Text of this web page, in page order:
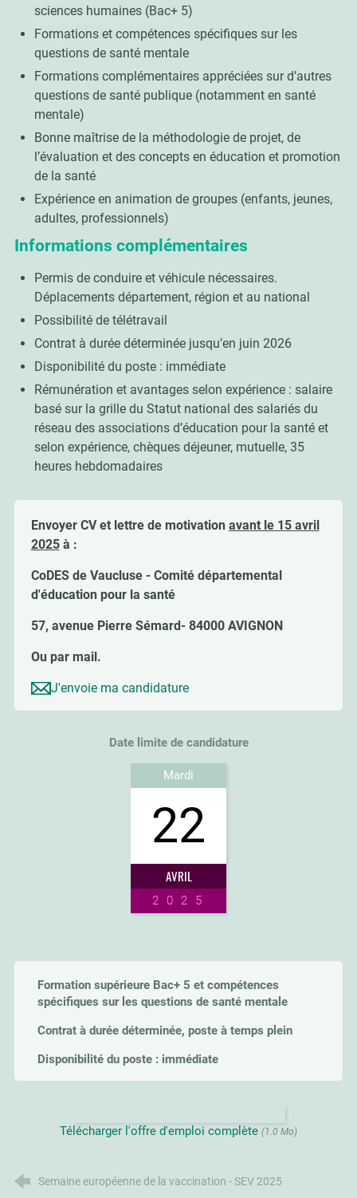
sciences humaines (Bac+ 5)
Formations et compétences spécifiques sur les
questions de santé mentale
Formations complémentaires appréciées sur d’autres
questions de santé publique (notamment en santé
mentale)
Bonne maîtrise de la méthodologie de projet, de
l’évaluation et des concepts en éducation et promotion
de la santé
Expérience en animation de groupes (enfants, jeunes,
adultes, professionnels)
Informations complémentaires
Permis de conduire et véhicule nécessaires.
Déplacements département, région et au national
Possibilité de télétravail
Contrat à durée déterminée jusqu’en juin 2026
Disponibilité du poste : immédiate
Rémunération et avantages selon expérience : salaire
basé sur la grille du Statut national des salariés du
réseau des associations d’éducation pour la santé et
selon expérience, chèques déjeuner, mutuelle, 35
heures hebdomadaires
Envoyer CV et lettre de motivation avant le 15 avril
2025à :
CoDES de Vaucluse - Comité départemental
d'éducation pour la santé
57, avenue Pierre Sémard- 84000 AVIGNON
Ou par mail.
J'envoie ma candidature
Date limite de candidature
Mardi
22
AVRIL
2025
Formation supérieure Bac+ 5 et compétences
spécifiques sur les questions de santé mentale
Contrat à durée déterminée, poste à temps plein
Disponibilité du poste : immédiate
Télécharger l'offre d'emploi complète (1.0 Mo)
Semaine européenne de la vaccination - SEV 2025